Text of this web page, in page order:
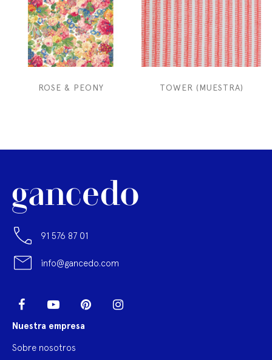
ROSE & PEONY TOWER (MUESTRA)
91 576 87 01
info@gancedo.com
Facebook YouTube Pinterest
Nuestra empresa
Sobre nosotros